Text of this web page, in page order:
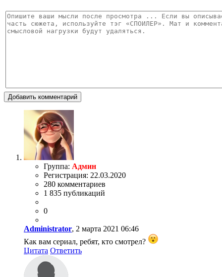
Добавить комментарий
Группа: Админ
Регистрация: 22.03.2020
280 комментариев
1 835 публикаций
0
Administrator, 2 марта 2021 06:46
Как вам сериал, ребят, кто смотрел?
Цитата Ответить